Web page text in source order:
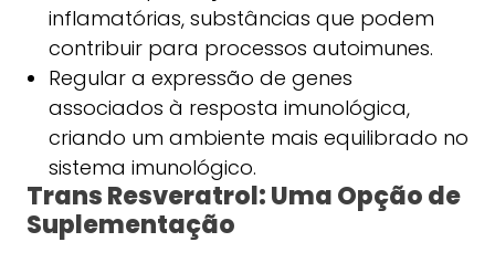
inflamatórias, substâncias que podem
contribuir para processos autoimunes.
Regular a expressão de genes
associados à resposta imunológica,
criando um ambiente mais equilibrado no
sistema imunológico.
Trans Resveratrol: Uma Opção de
Suplementação